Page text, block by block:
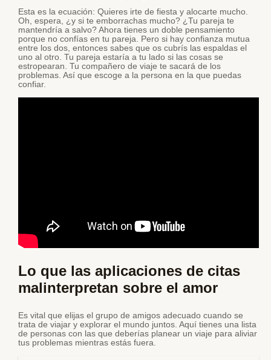
Esta es la ecuación: Quieres irte de fiesta y alocarte mucho.
Oh, espera, ¿y si te emborrachas mucho? ¿Tu pareja te
mantendría a salvo? Ahora tienes un doble pensamiento
porque no confías en tu pareja. Pero si hay confianza mutua
entre los dos, entonces sabes que os cubrís las espaldas el
uno al otro. Tu pareja estaría a tu lado si las cosas se
estropearan. Tu compañero de viaje te sacará de los
problemas. Así que escoge a la persona en la que puedas
confiar.
Lo que las aplicaciones de citas
malinterpretan sobre el amor
Es vital que elijas el grupo de amigos adecuado cuando se
trata de viajar y explorar el mundo juntos. Aquí tienes una lista
de personas con las que deberías planear un viaje para aliviar
tus problemas mientras estás fuera.